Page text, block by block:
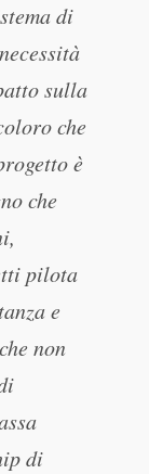
di
sulla
che
è
che
pilota
e
non
di